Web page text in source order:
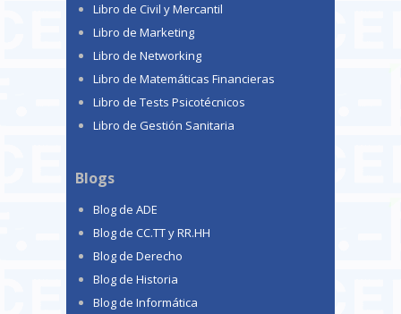
Libro de Civil y Mercantil
Libro de Marketing
Libro de Networking
Libro de Matemáticas Financieras
Libro de Tests Psicotécnicos
Libro de Gestión Sanitaria
Blogs
Blog de ADE
Blog de CC.TT y RR.HH
Blog de Derecho
Blog de Historia
Blog de Informática